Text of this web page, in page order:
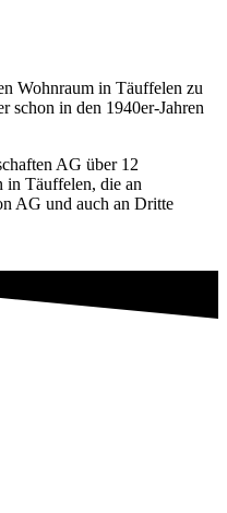
Wohnraum in Täuffelen zu
schon in den 1940er-Jahren
AG über 12
in Täuffelen, die an
AG und auch an Dritte